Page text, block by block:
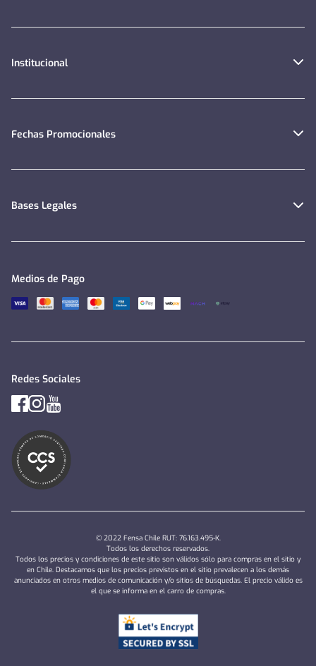
Institucional
Fechas Promocionales
Bases Legales
Medios de Pago
Redes Sociales
© 2022 Fensa Chile RUT: 76.163.495-K.
Todos los derechos reservados.
Todos los precios y condiciones de este sitio son válidos sólo para compras en el sitio y
en Chile. Destacamos que los precios previstos en el sitio prevalecen a los demás
anunciados en otros medios de comunicación y/o sitios de búsquedas. El precio válido es
el que se informa en el carro de compras.